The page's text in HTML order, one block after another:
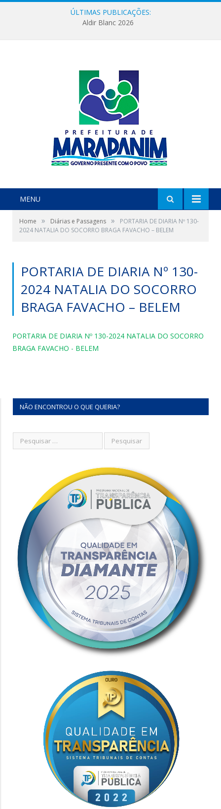
ÚLTIMAS PUBLICAÇÕES:
Aldir Blanc 2026
MENU
Home » Diárias e Passagens »
PORTARIA DE DIARIA Nº 130-
2024 NATALIA DO SOCORRO BRAGA FAVACHO – BELEM
PORTARIA DE DIARIA Nº 130-
2024 NATALIA DO SOCORRO
BRAGA FAVACHO – BELEM
PORTARIA DE DIARIA Nº 130-2024 NATALIA DO SOCORRO
BRAGA FAVACHO - BELEM
NÃO ENCONTROU O QUE QUERIA?